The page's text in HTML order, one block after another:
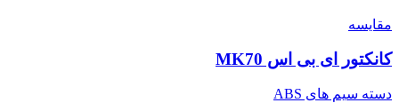
مقايسه
کانکتور ای بی اس MK70
دسته سیم های ABS